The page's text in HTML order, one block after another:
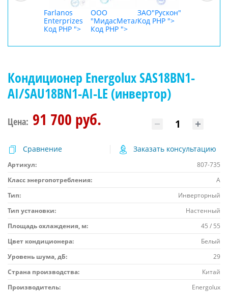
Farlanos
Enterprizes
Код PHP ">
ООО
"МидасМеталлАрт"
Код PHP ">
ЗАО"Рускон"
Код PHP ">
Кондиционер Energolux SAS18BN1-
AI/SAU18BN1-AI-LE (инвертор)
Цена: 91 700 руб.
Сравнение Заказать консультацию
Артикул:
807-735
Класс энергопотребления:
A
Тип:
Инверторный
Тип установки:
Настенный
Площадь охлаждения, м:
45 / 55
Цвет кондиционера:
Белый
Уровень шума, дБ:
29
Страна производства:
Китай
Производитель:
Energolux